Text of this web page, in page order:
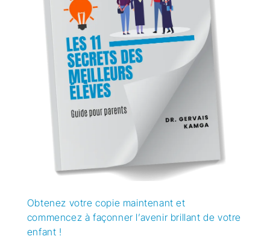
Obtenez votre copie maintenant et
commencez à façonner l’avenir brillant de votre
enfant !